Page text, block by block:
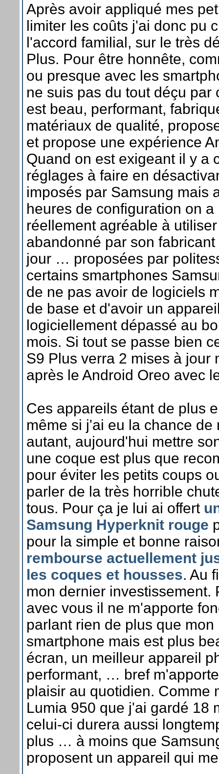
Après avoir appliqué mes
limiter les coûts j'ai donc pu
l'accord familial, sur le très
Plus. Pour être honnête,
ou presque avec les
ne suis pas du tout déçu par
est beau, performant,
matériaux de qualité,
et propose une expérience
Quand on est exigeant il y a
réglages à faire en
imposés par Samsung mais
heures de configuration on
réellement agréable à
abandonné par son
jour … proposées par
certains smartphones
de ne pas avoir de logiciels
de base et d'avoir un
logiciellement dépassé au
mois. Si tout se passe bien
S9 Plus verra 2 mises à jour
après le Android Oreo avec
Ces appareils étant de plus
même si j'ai eu la chance de
autant, aujourd'hui mettre
une coque est plus que
pour éviter les petits coups
parler de la très horrible
tous. Pour ça je lui ai offert
Samsung Hyperknit rouge
pour la simple et bonne
rembourse actuellement
les coques et housses. Au
mon dernier investissement.
avec vous il ne m'apporte
parlant rien de plus que mon
smartphone mais est plus
écran, un meilleur appareil
performant, … bref
plaisir au quotidien. Comme
Lumia 950 que j'ai gardé 18
celui-ci durera aussi
plus … à moins que
proposent un appareil qui